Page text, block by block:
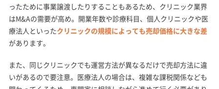
ったために事業譲渡したりすることもあるため、クリニック業界
はM&Aの需要が高め。開業年数や診療科目、個人クリニックや医
療法人といったクリニックの規模によっても売却価格に大きな差
があります。
また、同じクリニックでも運営方法が異なるだけで売却方法に違
いがあるので要注意。医療法人の場合は、複雑な課税関係なども